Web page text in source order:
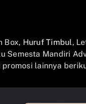
Box, Huruf Timbul,
Semesta Mandiri
lainnya